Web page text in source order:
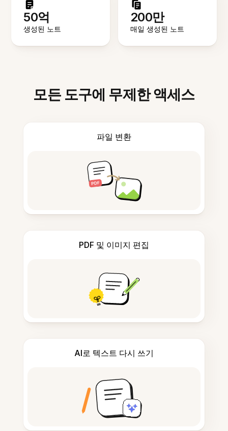
50억
생성된 노트
200만
매일 생성된 노트
모든 도구에 무제한 액세스
파일 변환
PDF 및 이미지 편집
AI로 텍스트 다시 쓰기